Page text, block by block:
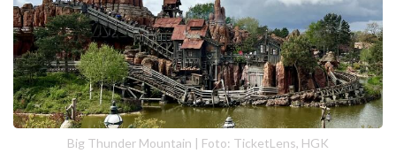
Big Thunder Mountain | Foto: TicketLens, HGK